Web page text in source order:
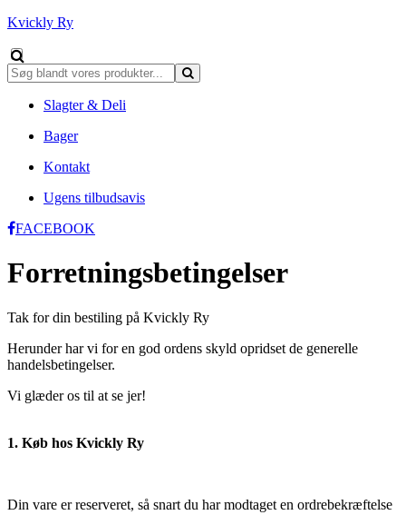
Kvickly Ry
Slagter & Deli
Bager
Kontakt
Ugens tilbudsavis
FACEBOOK
Forretningsbetingelser
Tak for din bestiling på Kvickly Ry
Herunder har vi for en god ordens skyld opridset de generelle
handelsbetingelser.
Vi glæder os til at se jer!
1. Køb hos Kvickly Ry
Din vare er reserveret, så snart du har modtaget en ordrebekræftelse